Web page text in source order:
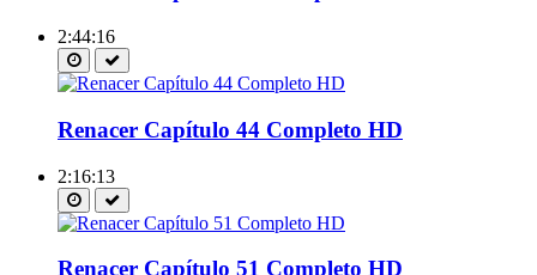
2:44:16
Renacer Capítulo 44 Completo HD
2:16:13
Renacer Capítulo 51 Completo HD